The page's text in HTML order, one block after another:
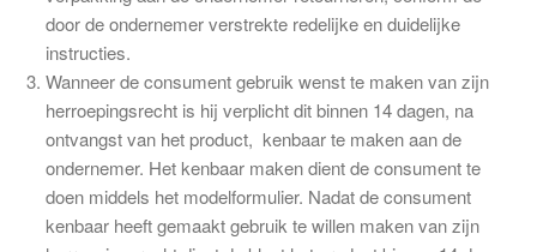
door de ondernemer verstrekte redelijke en duidelijke
instructies.
Wanneer de consument gebruik wenst te maken van zijn
herroepingsrecht is hij verplicht dit binnen 14 dagen, na
ontvangst van het product, kenbaar te maken aan de
ondernemer. Het kenbaar maken dient de consument te
doen middels het modelformulier. Nadat de consument
kenbaar heeft gemaakt gebruik te willen maken van zijn